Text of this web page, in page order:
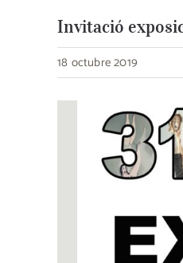
Invitació
18 octubre 2019